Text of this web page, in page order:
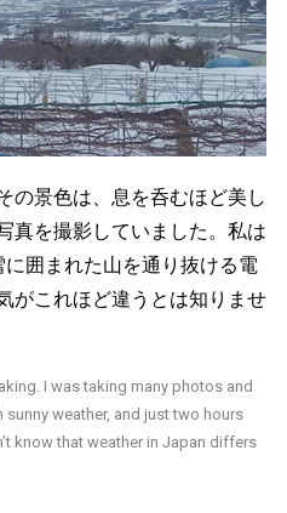
の景色は、息を呑むほど美し
真を撮影していました。私は
囲まれた山を通り抜ける電
がこれほど違うとは知りませ
I was taking many photos and
weather, and just two hours
know that weather in Japan differs